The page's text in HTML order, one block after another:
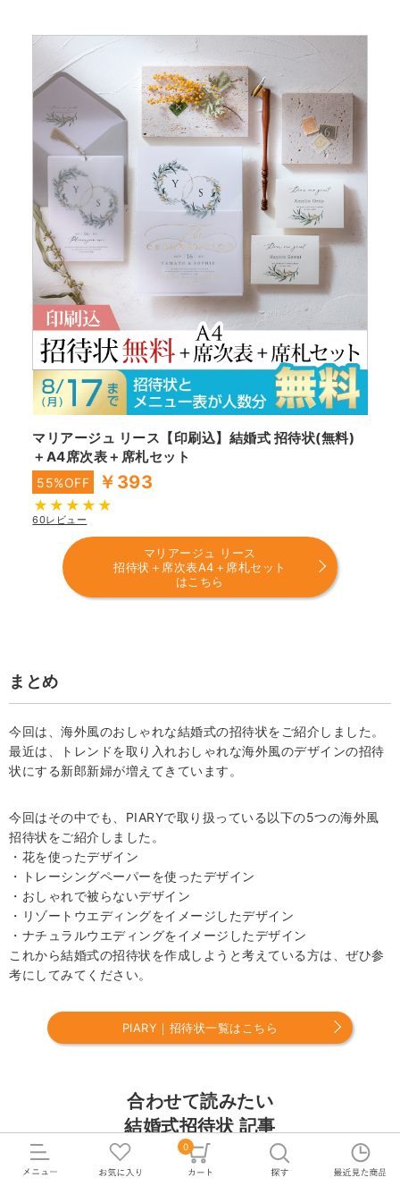
0
マリアージュ リース【印刷込】結婚式 招待状(無料)
＋A4席次表＋席札セット
55%OFF ￥393
60レビュー
マリアージュ リース
招待状＋席次表A4＋席札セット
はこちら
まとめ
今回は、海外風のおしゃれな結婚式の招待状をご紹介しました。
最近は、トレンドを取り入れおしゃれな海外風のデザインの招待
状にする新郎新婦が増えてきています。
今回はその中でも、PIARYで取り扱っている以下の5つの海外風
招待状をご紹介しました。
・花を使ったデザイン
・トレーシングペーパーを使ったデザイン
・おしゃれで被らないデザイン
・リゾートウエディングをイメージしたデザイン
・ナチュラルウエディングをイメージしたデザイン
これから結婚式の招待状を作成しようと考えている方は、ぜひ参
考にしてみてください。
PIARY｜招待状一覧はこちら
合わせて読みたい
結婚式招待状 記事